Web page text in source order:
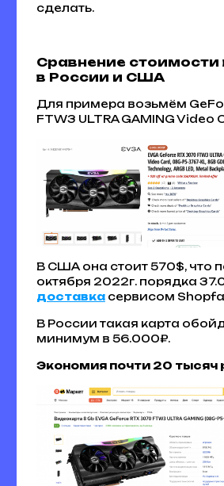
сделать.
Сравнение стоимости
в России и США
Для примера возьмём
FTW3 ULTRA GAMING Video
В США она стоит 570$, что
октября 2022г. порядка
доставкасервисом
В России такая карта
минимум в 56.000₽.
Экономия почти 20 тысяч